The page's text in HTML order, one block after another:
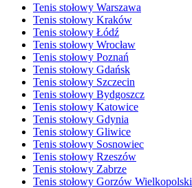
Tenis stołowy Warszawa
Tenis stołowy Kraków
Tenis stołowy Łódź
Tenis stołowy Wrocław
Tenis stołowy Poznań
Tenis stołowy Gdańsk
Tenis stołowy Szczecin
Tenis stołowy Bydgoszcz
Tenis stołowy Katowice
Tenis stołowy Gdynia
Tenis stołowy Gliwice
Tenis stołowy Sosnowiec
Tenis stołowy Rzeszów
Tenis stołowy Zabrze
Tenis stołowy Gorzów Wielkopolski